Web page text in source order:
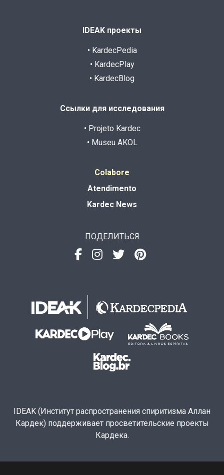
IDEAK проекты
• KardecPedia
• KardecPlay
• KardecBlog
Ссылки для исследования
• Projeto Kardec
• Museu AKOL
Colabore
Atendimento
Kardec News
ПОДЕЛИТЬСЯ
IDEAK (Институт распространения спиритизма Аллан
Кардек) поддерживает просветительские проекты
Кардека.